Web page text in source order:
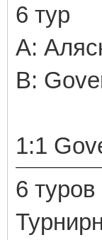
6 тур
А:
В:
1:1
6